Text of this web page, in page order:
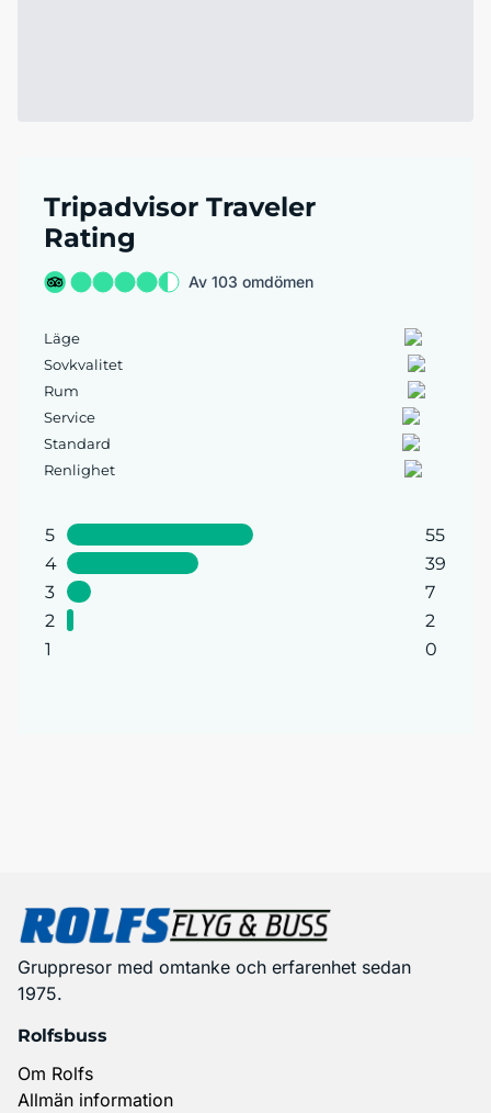
Tripadvisor Traveler
Rating
Av 103 omdömen
Läge
Sovkvalitet
Rum
Service
Standard
Renlighet
5
55
4
39
3
7
2
2
1
0
Gruppresor med omtanke och erfarenhet sedan
1975.
Rolfsbuss
Om Rolfs
Allmän information